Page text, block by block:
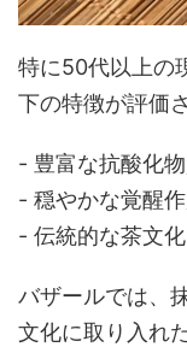
特に50代以上の
下の特徴が評価
- 豊富な抗酸化
- 穏やかな覚醒
- 伝統的な茶文
バザールでは、
文化に取り入れ